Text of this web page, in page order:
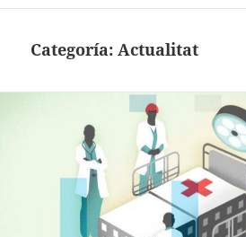
Categoría:Actualitat